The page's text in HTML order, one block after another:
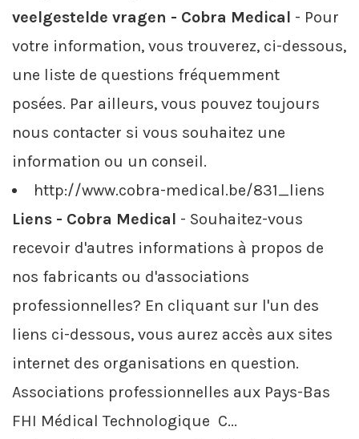
veelgestelde vragen - Cobra Medical - Pour
votre information, vous trouverez, ci-dessous,
une liste de questions fréquemment
posées. Par ailleurs, vous pouvez toujours
nous contacter si vous souhaitez une
information ou un conseil.
http://www.cobra-medical.be/831_liens
Liens - Cobra Medical - Souhaitez-vous
recevoir d'autres informations à propos de
nos fabricants ou d'associations
professionnelles? En cliquant sur l'un des
liens ci-dessous, vous aurez accès aux sites
internet des organisations en question.
Associations professionnelles aux Pays-Bas
FHI Médical Technologique C...